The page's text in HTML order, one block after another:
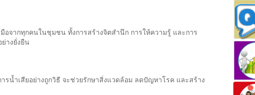
อจากทุกคนในชุมชน ทั้งการสร้างจิตสำนึก การให้ความรู้ และการ
างยั่งยืน
ำเสียอย่างถูกวิธี จะช่วยรักษาสิ่งแวดล้อม ลดปัญหาโรค และสร้าง